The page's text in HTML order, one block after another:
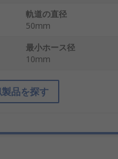
軌道の直径
50mm
最小ホース径
10mm
品を探す